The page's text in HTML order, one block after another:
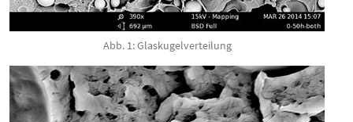
Abb. 1: Glaskugelverteilung